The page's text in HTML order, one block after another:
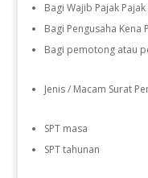
Bagi Wajib Pajak
Bagi Pengusaha Kena
Bagi pemotong atau
Jenis / Macam Surat
SPT masa
SPT tahunan